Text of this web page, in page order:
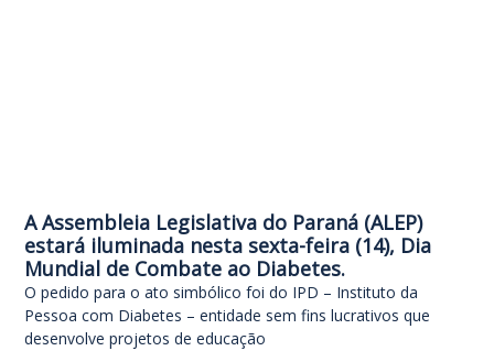
A Assembleia Legislativa do Paraná (ALEP)
estará iluminada nesta sexta-feira (14), Dia
Mundial de Combate ao Diabetes.
O pedido para o ato simbólico foi do IPD – Instituto da
Pessoa com Diabetes – entidade sem fins lucrativos que
desenvolve projetos de educação